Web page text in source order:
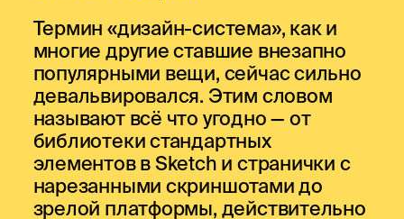
Термин «дизайн-система», как и
многие другие ставшие внезапно
популярными вещи, сейчас сильно
девальвировался. Этим словом
называют всё что угодно — от
библиотеки стандартных
элементов в Sketch и странички с
нарезанными скриншотами до
зрелой платформы, действительно